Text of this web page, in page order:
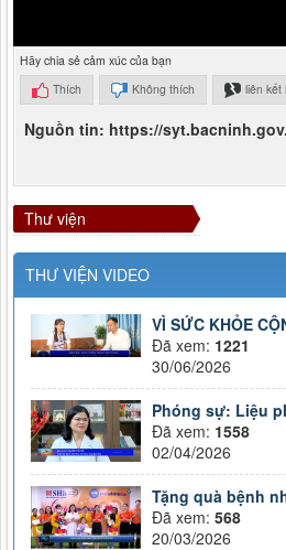
Hãy chia sẻ cảm xúc của bạn
Thích
Không thích liên kết
Nguồn tin: https://
Thư viện
THƯ VIỆN VIDEO
VÌ SỨC KHỎE
Đã xem: 1221
30/06/2026
Phóng sự: Liệu
Đã xem: 1558
02/04/2026
Tặng quà bệnh
Đã xem: 568
20/03/2026